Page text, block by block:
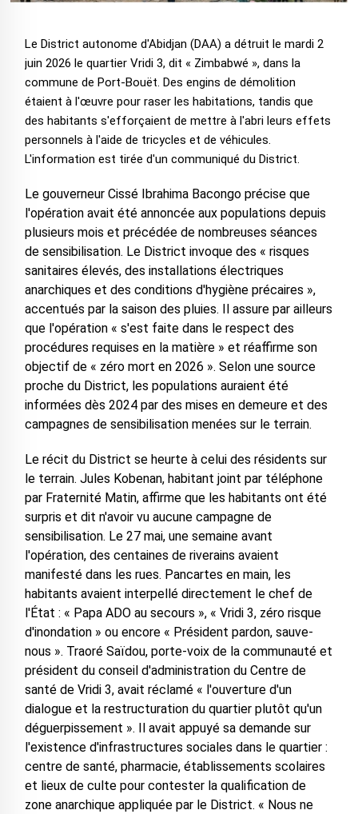
Le District autonome d'Abidjan (DAA) a détruit le mardi 2
juin 2026 le quartier Vridi 3, dit « Zimbabwé », dans la
commune de Port-Bouët. Des engins de démolition
étaient à l'œuvre pour raser les habitations, tandis que
des habitants s'efforçaient de mettre à l'abri leurs effets
personnels à l'aide de tricycles et de véhicules.
L'information est tirée d'un communiqué du District.
Le gouverneur Cissé Ibrahima Bacongo précise que
l'opération avait été annoncée aux populations depuis
plusieurs mois et précédée de nombreuses séances
de sensibilisation. Le District invoque des « risques
sanitaires élevés, des installations électriques
anarchiques et des conditions d'hygiène précaires »,
accentués par la saison des pluies. Il assure par ailleurs
que l'opération « s'est faite dans le respect des
procédures requises en la matière » et réaffirme son
objectif de « zéro mort en 2026 ». Selon une source
proche du District, les populations auraient été
informées dès 2024 par des mises en demeure et des
campagnes de sensibilisation menées sur le terrain.
Le récit du District se heurte à celui des résidents sur
le terrain. Jules Kobenan, habitant joint par téléphone
par Fraternité Matin, affirme que les habitants ont été
surpris et dit n'avoir vu aucune campagne de
sensibilisation. Le 27 mai, une semaine avant
l'opération, des centaines de riverains avaient
manifesté dans les rues. Pancartes en main, les
habitants avaient interpellé directement le chef de
l'État : « Papa ADO au secours », « Vridi 3, zéro risque
d'inondation » ou encore « Président pardon, sauve-
nous ». Traoré Saïdou, porte-voix de la communauté et
président du conseil d'administration du Centre de
santé de Vridi 3, avait réclamé « l'ouverture d'un
dialogue et la restructuration du quartier plutôt qu'un
déguerpissement ». Il avait appuyé sa demande sur
l'existence d'infrastructures sociales dans le quartier :
centre de santé, pharmacie, établissements scolaires
et lieux de culte pour contester la qualification de
zone anarchique appliquée par le District. « Nous ne